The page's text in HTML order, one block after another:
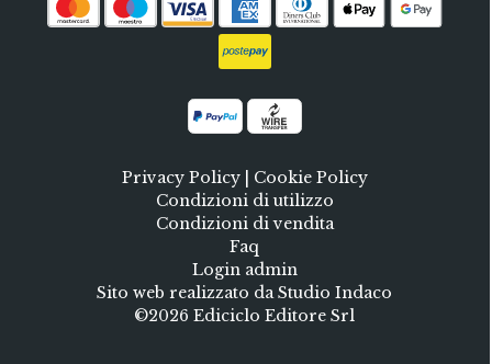
Privacy Policy| Cookie Policy
Condizioni di utilizzo
Condizioni di vendita
Faq
Login admin
Sito web realizzato da Studio Indaco
©2026 Ediciclo Editore Srl